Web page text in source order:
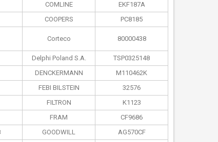
COMLINE
EKF187A
COOPERS
PC8185
Corteco 80000438
Delphi Poland S.А.
TSP0325148
DENCKERMANN
M110462K
FEBI BILSTEIN
32576
FILTRON
K1123
FRAM
CF9686
GOODWILL
AG570CF